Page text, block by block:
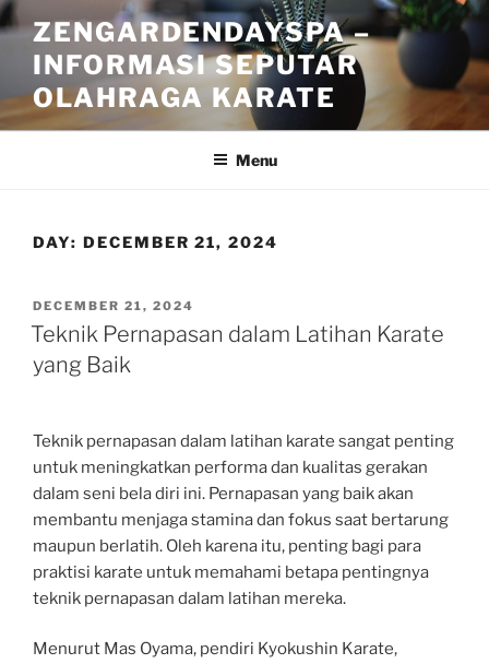
Skip
to
content
ZENGARDENDAYSPA –
INFORMASI SEPUTAR
OLAHRAGA KARATE
Menu
DAY: DECEMBER 21, 2024
POSTED
ON
DECEMBER 21, 2024
Teknik Pernapasan dalam Latihan Karate
yang Baik
Teknik pernapasan dalam latihan karate sangat penting
untuk meningkatkan performa dan kualitas gerakan
dalam seni bela diri ini. Pernapasan yang baik akan
membantu menjaga stamina dan fokus saat bertarung
maupun berlatih. Oleh karena itu, penting bagi para
praktisi karate untuk memahami betapa pentingnya
teknik pernapasan dalam latihan mereka.
Menurut Mas Oyama, pendiri Kyokushin Karate,